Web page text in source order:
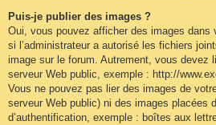
Puis-je publier des images ?
Oui, vous pouvez afficher des images dans
si l’administrateur a autorisé les fichiers
image sur le forum. Autrement, vous devez
serveur Web public, exemple : http://
Vous ne pouvez pas lier des images de
serveur Web public) ni des images placées
d’authentification, exemple : boîtes aux